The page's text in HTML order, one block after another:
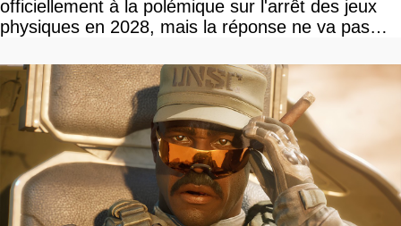
officiellement à la polémique sur l'arrêt des jeux
physiques en 2028, mais la réponse ne va pas